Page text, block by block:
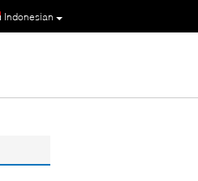
Indonesian